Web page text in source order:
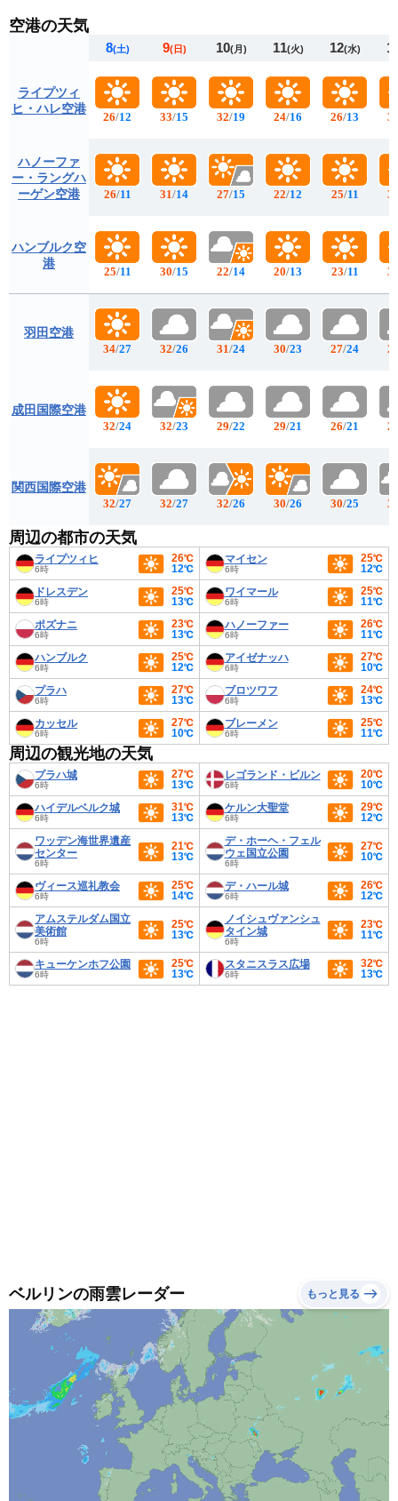
空港の天気
ライプツィ
ヒ・ハレ空港
ハノーファ
ー・ラングハ
ーゲン空港
ハンブルク空
港
羽田空港
成田国際空港
関西国際空港
8(土)
26/12
26/11
25/11
34/27
32/24
32/27
9(日)
33/15
31/14
30/15
32/26
32/23
32/27
10(月)
32/19
27/15
22/14
31/24
29/22
32/26
11(火)
24/16
22/12
20/13
30/23
29/21
30/26
12(水)
26/13
25/11
23/11
27/24
26/21
30/25
周辺の都市の天気
ライプツィヒ
6時
26℃
12℃
マイセン
6時
25℃
12℃
ドレスデン
6時
25℃
13℃
ワイマール
6時
25℃
11℃
ポズナニ
6時
23℃
13℃
ハノーファー
6時
26℃
11℃
ハンブルク
6時
25℃
12℃
アイゼナッハ
6時
27℃
10℃
プラハ
6時
27℃
13℃
ブロツワフ
6時
24℃
13℃
カッセル
6時
27℃
10℃
ブレーメン
6時
25℃
11℃
周辺の観光地の天気
プラハ城
6時
27℃
13℃
レゴランド・ビルン
6時
20℃
10℃
ハイデルベルク城
6時
31℃
13℃
ケルン大聖堂
6時
29℃
12℃
ワッデン海世界遺産
センター
6時
21℃
13℃
デ・ホーヘ・フェル
ウェ国立公園
6時
27℃
10℃
ヴィース巡礼教会
6時
25℃
14℃
デ・ハール城
6時
26℃
12℃
アムステルダム国立
美術館
6時
25℃
13℃
ノイシュヴァンシュ
タイン城
6時
23℃
11℃
キューケンホフ公園
6時
25℃
13℃
スタニスラス広場
6時
32℃
13℃
ベルリンの雨雲レーダー もっと見る